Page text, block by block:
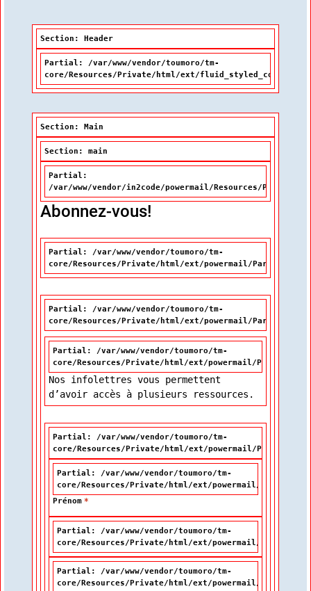
Section: Header
Partial: /var/www/vendor/toumoro/tm-
core/Resources/Private/html/ext/fluid_styled_content/
Section: Main
Section: main
Partial:
/var/www/vendor/in2code/powermail/Resources/Private/
Abonnez-vous!
Partial: /var/www/vendor/toumoro/tm-
core/Resources/Private/html/ext/powermail/Partials/
Partial: /var/www/vendor/toumoro/tm-
core/Resources/Private/html/ext/powermail/Partials/
Partial: /var/www/vendor/toumoro/tm-
core/Resources/Private/html/ext/powermail/Partials/
Nos infolettres vous permettent
d’avoir accès à plusieurs ressources.
Partial: /var/www/vendor/toumoro/tm-
core/Resources/Private/html/ext/powermail/Partials/
Partial: /var/www/vendor/toumoro/tm-
core/Resources/Private/html/ext/powermail/Partials/
Prénom*
Partial: /var/www/vendor/toumoro/tm-
core/Resources/Private/html/ext/powermail/Partials/
Partial: /var/www/vendor/toumoro/tm-
core/Resources/Private/html/ext/powermail/Partials/